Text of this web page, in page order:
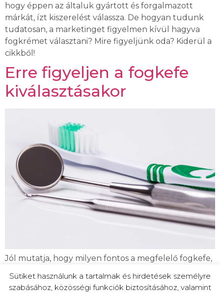
hogy éppen az általuk gyártott és forgalmazott
márkát, ízt kiszerelést válassza. De hogyan tudunk
tudatosan, a marketinget figyelmen kívül hagyva
fogkrémet választani? Mire figyeljünk oda? Kiderül a
cikkből!
Erre figyeljen a fogkefe
kiválasztásakor
Jól mutatja, hogy milyen fontos a megfelelő fogkefe,
alkalmanként minimum 2-3 percen keresztül. Nem
Sütiket használunk a tartalmak és hirdetések személyre
szabásához, közösségi funkciók biztosításához, valamint